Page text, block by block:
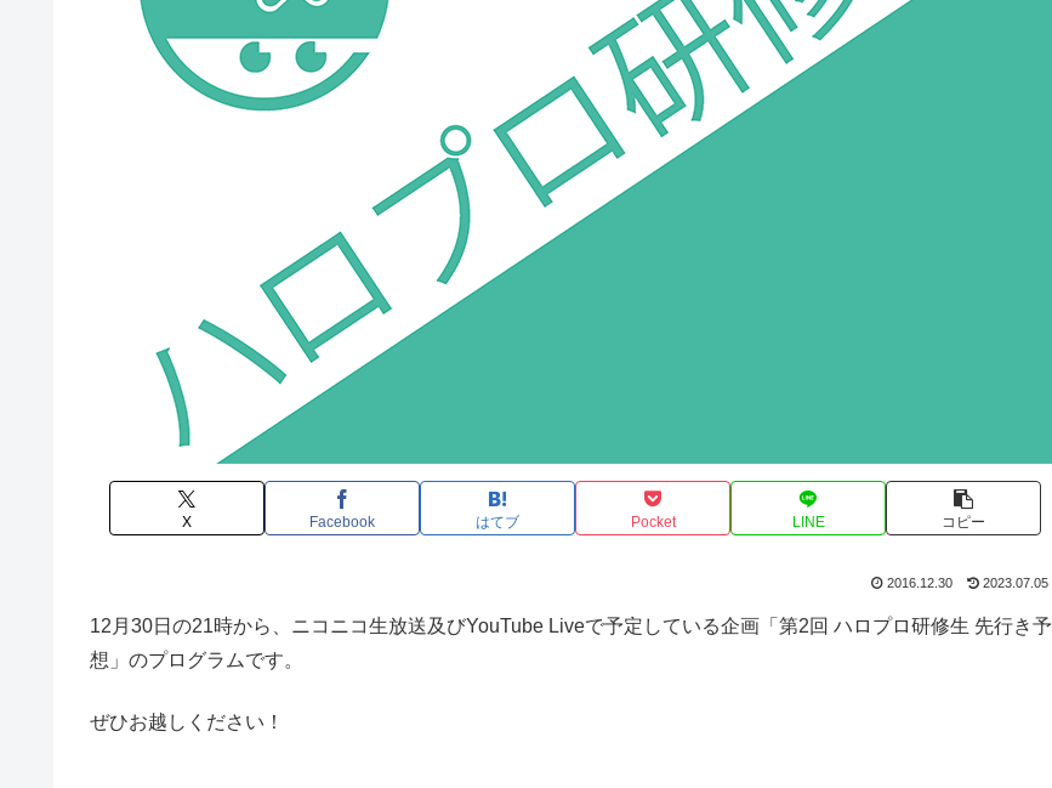
X Facebook はてブ Pocket LINE コピー
2016.12.30 2023.07.05
12月30日の21時から、ニコニコ生放送及びYouTube Liveで予定している企画「第2回 ハロプロ研修生 先行き予
想」のプログラムです。
ぜひお越しください！